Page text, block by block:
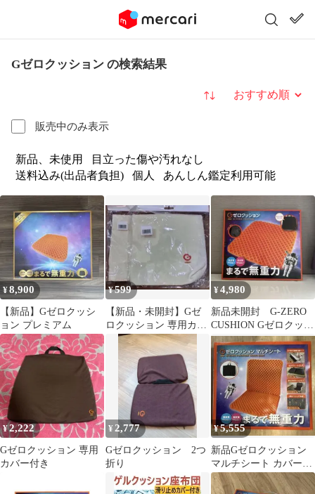
Gゼロクッション の検索結果
販売中のみ表示
並び替え
新品、未使用
目立った傷や汚れなし
送料込み(出品者負担)
個人 あんしん鑑定利用可能
¥8,900
【新品】Gゼロクッシ
ョン プレミアム
¥599
【新品・未開封】Gゼ
ロクッション 専用カバ
ー アイボリー 2枚
¥4,980
新品未開封 G-ZERO
CUSHION Gゼロクッシ
ョン
¥2,222
Gゼロクッション 専用
カバー付き
¥ 2,777
Gゼロクッション 2つ
折り
¥5,555
新品Gゼロクッション
マルチシート カバー付
き ゲルクッション